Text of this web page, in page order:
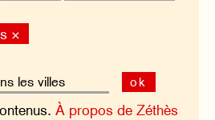
×
ok
À propos de Zéthès